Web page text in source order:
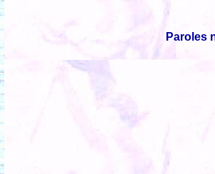
Paroles